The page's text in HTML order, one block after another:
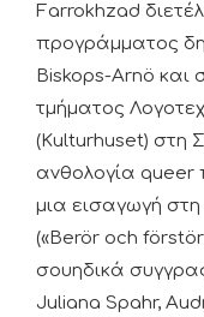
Farrokhzad
προγράμματος
Biskops-Arnö και
τμήματος
(Kulturhuset) στη
ανθολογία queer
μια εισαγωγή στη
(«Berör och
σουηδικά
Juliana Spahr,